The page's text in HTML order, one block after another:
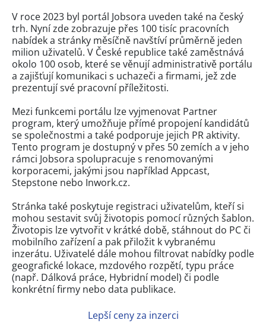
V roce 2023 byl portál Jobsora uveden také na český
trh. Nyní zde zobrazuje přes 100 tisíc pracovních
nabídek a stránky měsíčně navštíví průměrně jeden
milion uživatelů. V České republice také zaměstnává
okolo 100 osob, které se věnují administrativě portálu
a zajišťují komunikaci s uchazeči a firmami, jež zde
prezentují své pracovní příležitosti.
Mezi funkcemi portálu lze vyjmenovat Partner
program, který umožňuje přímé propojení kandidátů
se společnostmi a také podporuje jejich PR aktivity.
Tento program je dostupný v přes 50 zemích a v jeho
rámci Jobsora spolupracuje s renomovanými
korporacemi, jakými jsou například Appcast,
Stepstone nebo Inwork.cz.
Stránka také poskytuje registraci uživatelům, kteří si
mohou sestavit svůj životopis pomocí různých šablon.
Životopis lze vytvořit v krátké době, stáhnout do PC či
mobilního zařízení a pak přiložit k vybranému
inzerátu. Uživatelé dále mohou filtrovat nabídky podle
geografické lokace, mzdového rozpětí, typu práce
(např. Dálková práce, Hybridní model) či podle
konkrétní firmy nebo data publikace.
Lepší ceny za inzerci